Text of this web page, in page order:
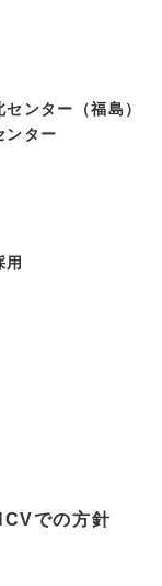
センター（福島）
ンター
用
での方針